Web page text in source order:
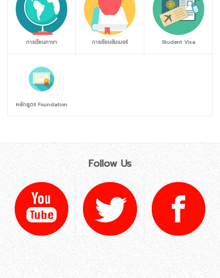
การเรียนภาษา การเรียนซัมเมอร์ Student Visa
หลักสูตร Foundation
Follow Us